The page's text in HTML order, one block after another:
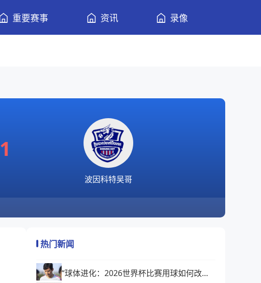
重要赛事 资讯 录像
1
波因科特吴哥
热门新闻
“球体进化：2026世界杯比赛用球如何改写比赛逻辑”